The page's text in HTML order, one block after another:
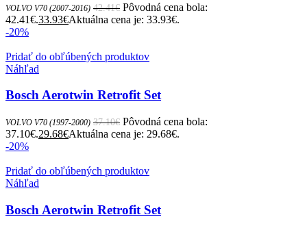
VOLVO V70 (2007-2016) 42.41€ Pôvodná cena bola:
42.41€.33.93€Aktuálna cena je: 33.93€.
-20%
Pridať do obľúbených produktov
Náhľad
Bosch Aerotwin Retrofit Set
VOLVO V70 (1997-2000) 37.10€ Pôvodná cena bola:
37.10€.29.68€Aktuálna cena je: 29.68€.
-20%
Pridať do obľúbených produktov
Náhľad
Bosch Aerotwin Retrofit Set